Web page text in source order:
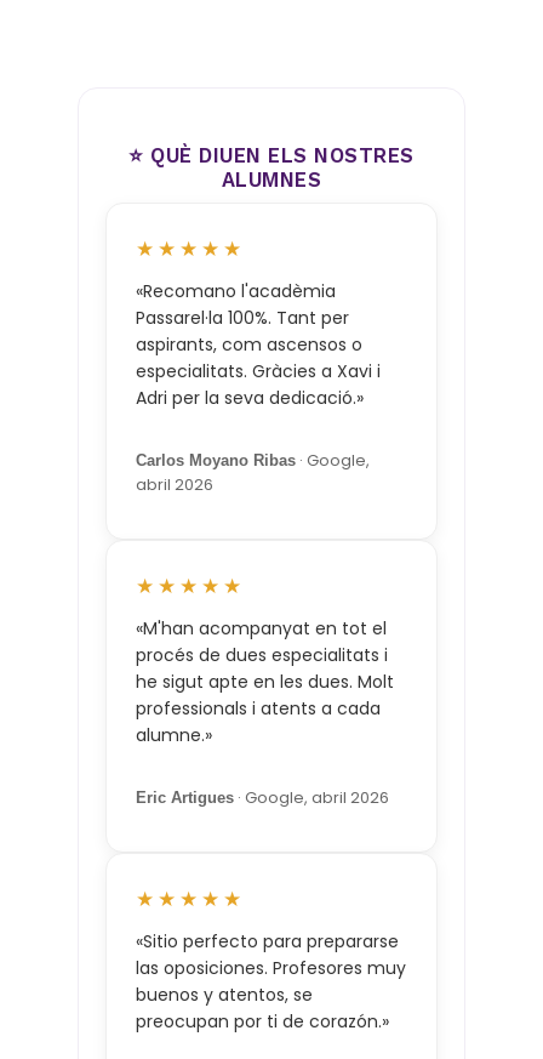
⭐ QUÈ DIUEN ELS NOSTRES
ALUMNES
★★★★★
«Recomano l'acadèmia
Passarel·la 100%. Tant per
aspirants, com ascensos o
especialitats. Gràcies a Xavi i
Adri per la seva dedicació.»
Carlos Moyano Ribas · Google,
abril 2026
★★★★★
«M'han acompanyat en tot el
procés de dues especialitats i
he sigut apte en les dues. Molt
professionals i atents a cada
alumne.»
Eric Artigues · Google, abril 2026
★★★★★
«Sitio perfecto para prepararse
las oposiciones. Profesores muy
buenos y atentos, se
preocupan por ti de corazón.»